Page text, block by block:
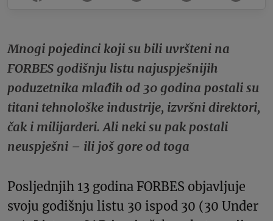
Mnogi pojedinci koji su bili uvršteni na
FORBES godišnju listu najuspješnijih
poduzetnika mlađih od 30 godina postali su
titani tehnološke industrije, izvršni direktori,
čak i milijarderi. Ali neki su pak postali
neuspješni – ili još gore od toga
Posljednjih 13 godina FORBES objavljuje
svoju godišnju listu 30 ispod 30 (30 Under